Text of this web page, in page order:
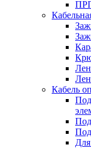
Кабель